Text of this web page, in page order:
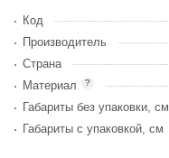
Код
Производитель
Страна
?
Материал
Габариты без упаковки, см
Габариты c упаковкой, см